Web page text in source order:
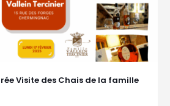
Visite des Chais de la famille